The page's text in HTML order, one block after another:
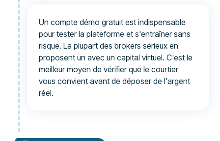
Un compte démo gratuit est indispensable
pour tester la plateforme et s'entraîner sans
risque. La plupart des brokers sérieux en
proposent un avec un capital virtuel. C'est le
meilleur moyen de vérifier que le courtier
vous convient avant de déposer de l'argent
réel.